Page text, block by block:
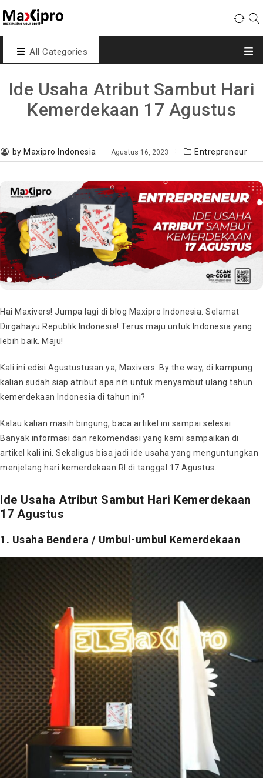
All Categories
Ide Usaha Atribut Sambut Hari
Kemerdekaan 17 Agustus
by Maxipro Indonesia Agustus 16, 2023 Entrepreneur
Hai Maxivers! Jumpa lagi di blog Maxipro Indonesia. Selamat
Dirgahayu Republik Indonesia! Terus maju untuk Indonesia yang
lebih baik. Maju!
Kali ini edisi Agustustusan ya, Maxivers. By the way, di kampung
kalian sudah siap atribut apa nih untuk menyambut ulang tahun
kemerdekaan Indonesia di tahun ini?
Kalau kalian masih bingung, baca artikel ini sampai selesai.
Banyak informasi dan rekomendasi yang kami sampaikan di
artikel kali ini. Sekaligus bisa jadi ide usaha yang menguntungkan
menjelang hari kemerdekaan RI di tanggal 17 Agustus.
Ide Usaha Atribut Sambut Hari Kemerdekaan
17 Agustus
1. Usaha Bendera / Umbul-umbul Kemerdekaan